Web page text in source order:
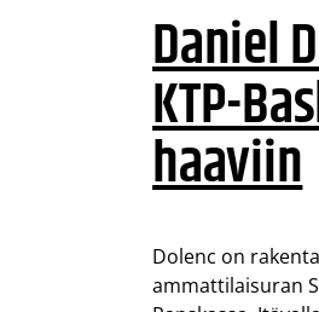
Daniel
KTP-
haaviin
Dolenc on
ammattilaisuran